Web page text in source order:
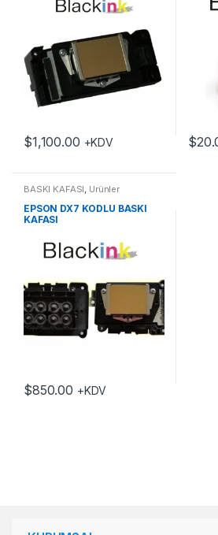
$1,100.00 +KDV $
BASKI KAFASI, Ürünler
EPSON DX7 KODLU BASKI
KAFASI
$850.00 +KDV